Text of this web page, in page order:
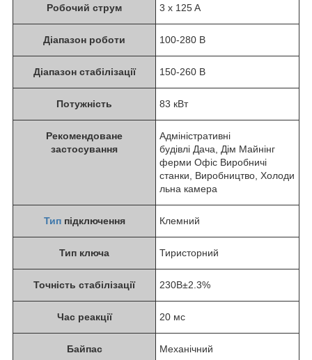
Робочий струм 3 x 125 A
Діапазон роботи 100-280 В
Діапазон стабілізації 150-260 В
Потужність 83 кВт
Рекомендоване
застосування
Адміністративні
будівлі Дача, Дім Майнінг
ферми Офіс Виробничі
станки, Виробництво, Холоди
льна камера
Типпідключення Клемний
Тип ключа Тиристорний
Точність стабілізації 230В±2.3%
Час реакції 20 мс
Байпас Механічний